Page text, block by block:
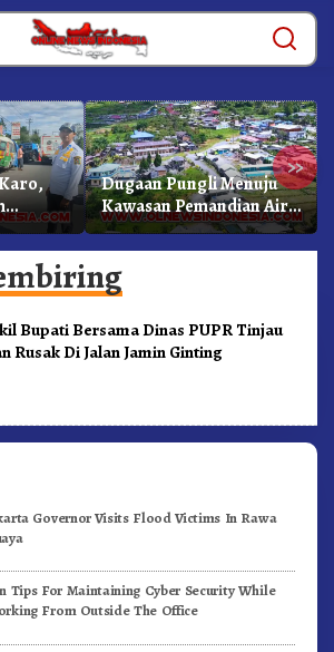
»
Dugaan Pungli Menuju
Kawasan Pemandian Air
Panas Semangat Gunung
– Doulu Foto Dan
Videokan!
Bupati Bersama Dinas PUPR Tinjau
Rusak Di Jalan Jamin Ginting
Governor Visits Flood Victims In Rawa
Tips For Maintaining Cyber Security While
From Outside The Office